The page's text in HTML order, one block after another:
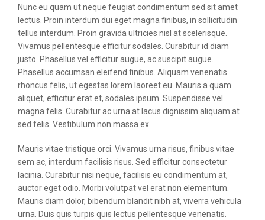
Nunc eu quam ut neque feugiat condimentum sed sit amet
lectus. Proin interdum dui eget magna finibus, in sollicitudin
tellus interdum. Proin gravida ultricies nisl at scelerisque.
Vivamus pellentesque efficitur sodales. Curabitur id diam
justo. Phasellus vel efficitur augue, ac suscipit augue.
Phasellus accumsan eleifend finibus. Aliquam venenatis
rhoncus felis, ut egestas lorem laoreet eu. Mauris a quam
aliquet, efficitur erat et, sodales ipsum. Suspendisse vel
magna felis. Curabitur ac urna at lacus dignissim aliquam at
sed felis. Vestibulum non massa ex.
Mauris vitae tristique orci. Vivamus urna risus, finibus vitae
sem ac, interdum facilisis risus. Sed efficitur consectetur
lacinia. Curabitur nisi neque, facilisis eu condimentum at,
auctor eget odio. Morbi volutpat vel erat non elementum.
Mauris diam dolor, bibendum blandit nibh at, viverra vehicula
urna. Duis quis turpis quis lectus pellentesque venenatis.